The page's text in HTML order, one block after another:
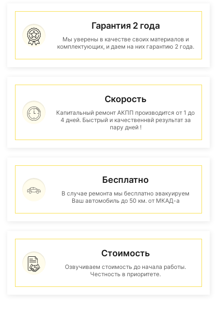
Гарантия 2 года
Мы уверены в качестве своих материалов и
комплектующих, и даем на них гарантию 2 года.
Скорость
Капитальный ремонт АКПП производится от 1 до
4 дней. Быстрый и качественнвй результат за
пару дней !
Бесплатно
В случае ремонта мы бесплатно эвакуируем
Ваш автомобиль до 50 км. от МКАД-а
Стоимость
Озвучиваем стоимость до начала работы.
Честность в приоритете.